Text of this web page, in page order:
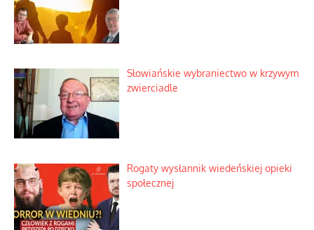
Słowiańskie wybraniectwo w krzywym
zwierciadle
Rogaty wysłannik wiedeńskiej opieki
społecznej